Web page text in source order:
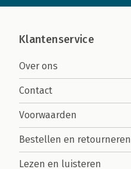
Klantenservice
Over ons
Contact
Voorwaarden
Bestellen en retourneren
Lezen en luisteren